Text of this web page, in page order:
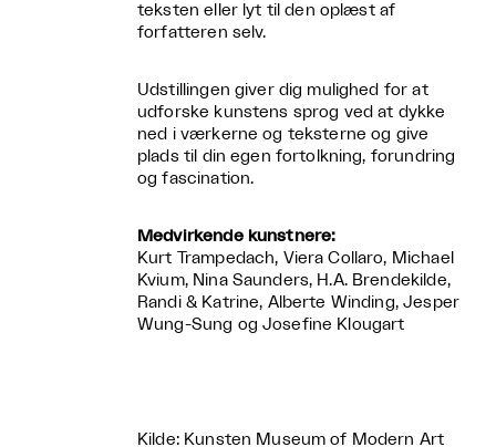
teksten eller lyt til den oplæst af
forfatteren selv.
Udstillingen giver dig mulighed for at
udforske kunstens sprog ved at dykke
ned i værkerne og teksterne og give
plads til din egen fortolkning, forundring
og fascination.
Medvirkende kunstnere:
Kurt Trampedach, Viera Collaro, Michael
Kvium, Nina Saunders, H.A. Brendekilde,
Randi & Katrine, Alberte Winding, Jesper
Wung-Sung og Josefine Klougart
Kilde: Kunsten Museum of Modern Art